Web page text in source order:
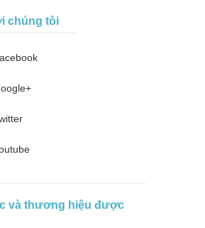
chúng tôi
và thương hiệu được